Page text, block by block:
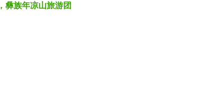
彝族年凉山旅游团